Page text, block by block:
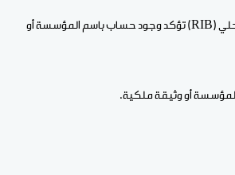
– إفادة من طرف بنك محلي (RIB) تؤكد وجود حساب باسم المؤسسة أو
أو وثيقة ملكية.